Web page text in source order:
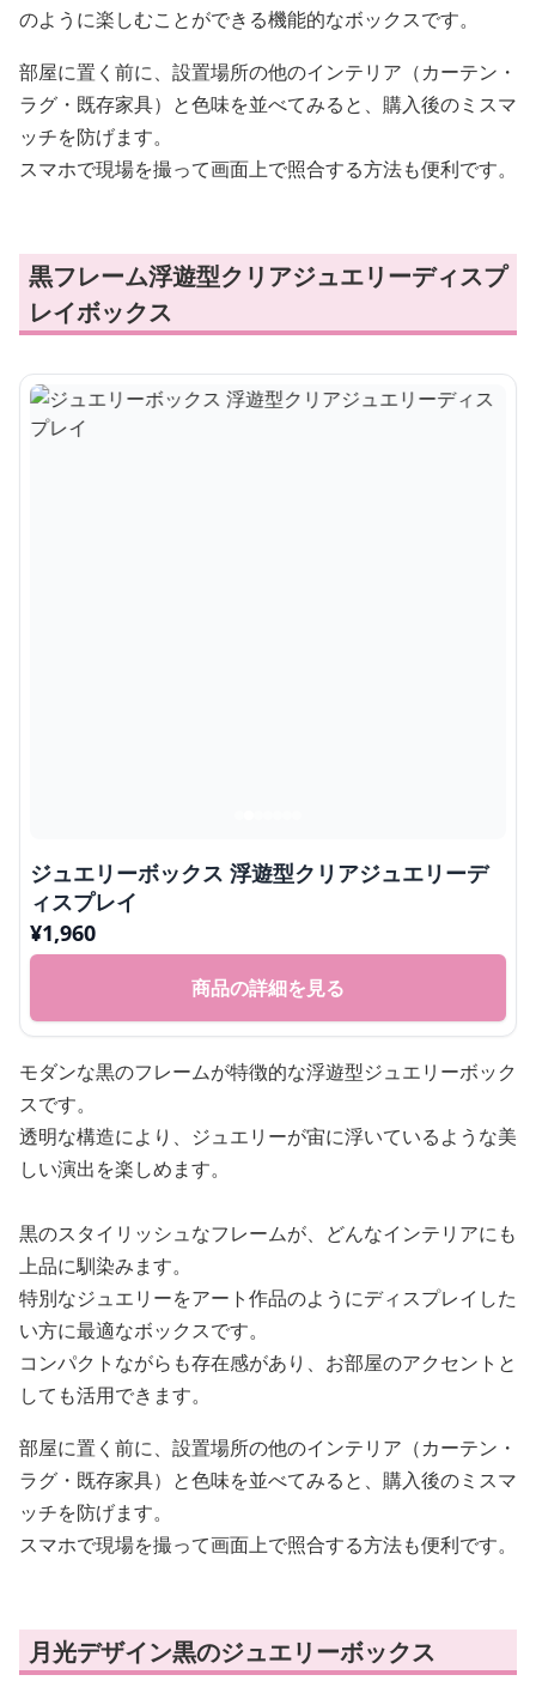
のように楽しむことができる機能的なボックスです。
部屋に置く前に、設置場所の他のインテリア（カーテン・
ラグ・既存家具）と色味を並べてみると、購入後のミスマ
ッチを防げます。
スマホで現場を撮って画面上で照合する方法も便利です。
黒フレーム浮遊型クリアジュエリーディスプ
レイボックス
ジュエリーボックス 浮遊型クリアジュエリーデ
ィスプレイ
¥1,960
商品の詳細を見る
モダンな黒のフレームが特徴的な浮遊型ジュエリーボック
スです。
透明な構造により、ジュエリーが宙に浮いているような美
しい演出を楽しめます。
黒のスタイリッシュなフレームが、どんなインテリアにも
上品に馴染みます。
特別なジュエリーをアート作品のようにディスプレイした
い方に最適なボックスです。
コンパクトながらも存在感があり、お部屋のアクセントと
しても活用できます。
部屋に置く前に、設置場所の他のインテリア（カーテン・
ラグ・既存家具）と色味を並べてみると、購入後のミスマ
ッチを防げます。
スマホで現場を撮って画面上で照合する方法も便利です。
月光デザイン黒のジュエリーボックス